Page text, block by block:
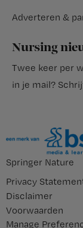
Adverteren &
Nursing
Twee keer per
in je mail?
Springer Nature
Privacy
Disclaimer
Voorwaarden
Manage